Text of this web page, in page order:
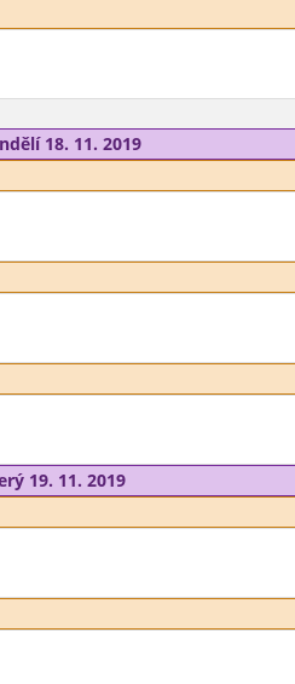
18. 11. 2019
19. 11. 2019